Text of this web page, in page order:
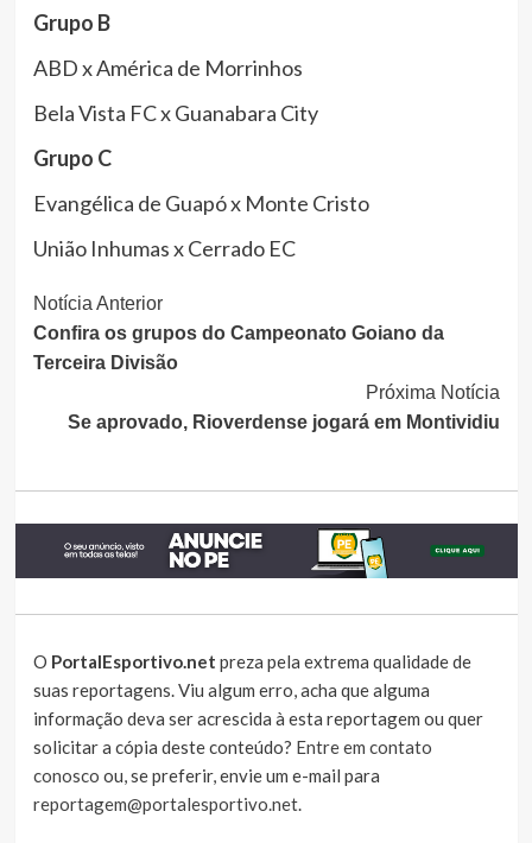
Grupo B
ABD x América de Morrinhos
Bela Vista FC x Guanabara City
Grupo C
Evangélica de Guapó x Monte Cristo
União Inhumas x Cerrado EC
Continue
Lendo
Notícia Anterior
Confira os grupos do Campeonato Goiano da
Terceira Divisão
Próxima Notícia
Se aprovado, Rioverdense jogará em Montividiu
O PortalEsportivo.net preza pela extrema qualidade de
suas reportagens. Viu algum erro, acha que alguma
informação deva ser acrescida à esta reportagem ou quer
solicitar a cópia deste conteúdo? Entre em contato
conosco ou, se preferir, envie um e-mail para
reportagem@portalesportivo.net.